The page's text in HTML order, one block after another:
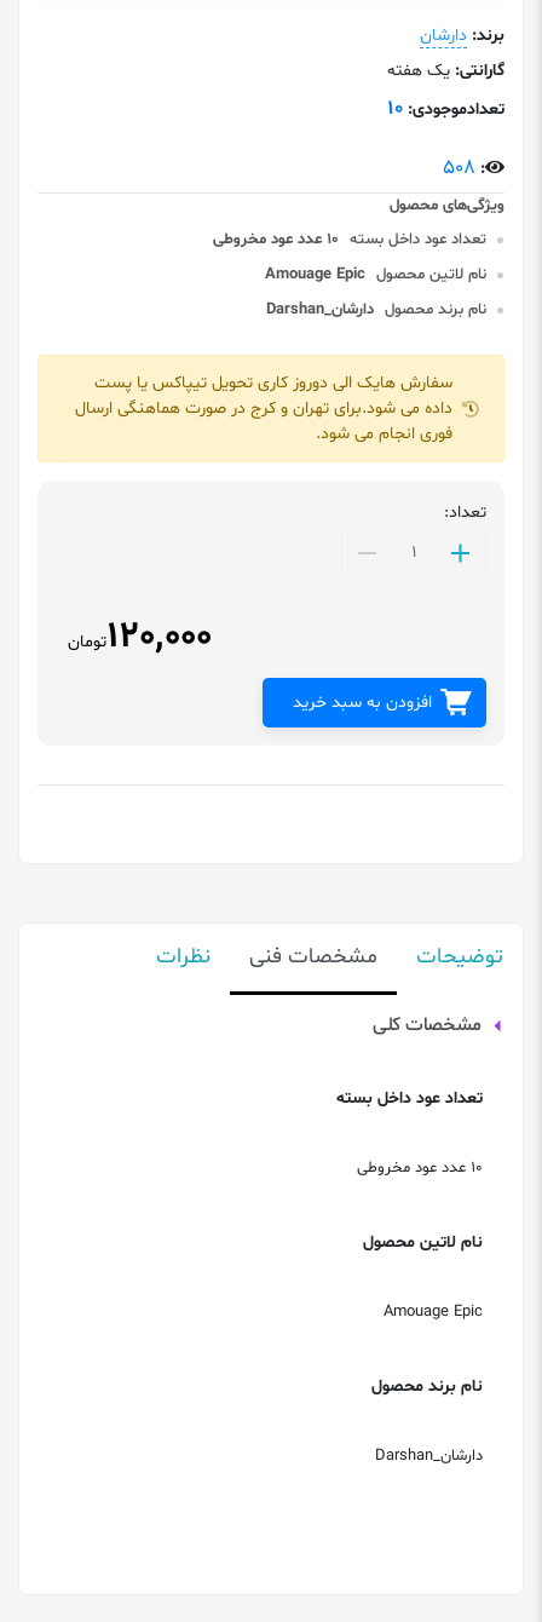
برند: دارشان
گارانتی: یک هفته
تعدادموجودی: 10
:
508
تعداد عود داخل بسته 10 عدد عود مخروطی
نام لاتین محصول Amouage Epic
نام برند محصول دارشان_Darshan
سفارش هایک الی دوروز کاری تحویل تیپاکس یا پست
داده می شود.برای تهران و کرج در صورت هماهنگی ارسال
فوری انجام می شود.
تعداد:
120,000تومان
افزودن به سبد خرید
توضیحات مشخصات فنی نظرات
مشخصات کلی
تعداد عود داخل بسته
10 عدد عود مخروطی
نام لاتین محصول
Amouage Epic
نام برند محصول
دارشان_Darshan